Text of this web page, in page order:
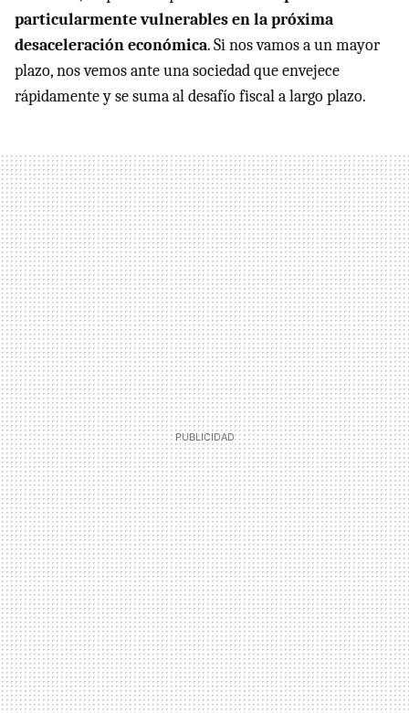
particularmente vulnerables en la próxima
desaceleración económica. Si nos vamos a un mayor
plazo, nos vemos ante una sociedad que envejece
rápidamente y se suma al desafío fiscal a largo plazo.